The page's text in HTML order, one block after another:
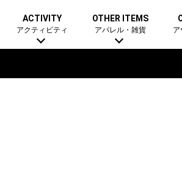
ACTIVITY
アクティビティ
OTHER ITEMS
アパレル・雑貨 ア